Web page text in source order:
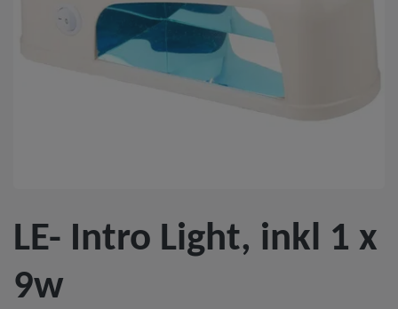
LE- Intro Light, inkl 1 x
9w